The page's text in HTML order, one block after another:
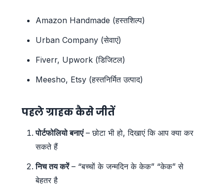
Amazon Handmade (हस्तशिल्प)
Urban Company (सेवाएं)
Fiverr, Upwork (डिजिटल)
Meesho, Etsy (हस्तनिर्मित उत्पाद)
पहले ग्राहक कैसे जीतें
पोर्टफोलियो बनाएं– छोटा भी हो, दिखाएं कि आप क्या कर
सकते हैं
निच तय करें– “बच्चों के जन्मदिन के केक” “केक” से
बेहतर है